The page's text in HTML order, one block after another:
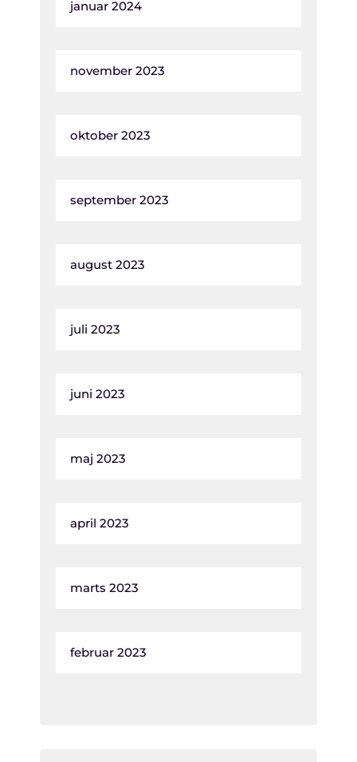
januar 2024
november 2023
oktober 2023
september 2023
august 2023
juli 2023
juni 2023
maj 2023
april 2023
marts 2023
februar 2023